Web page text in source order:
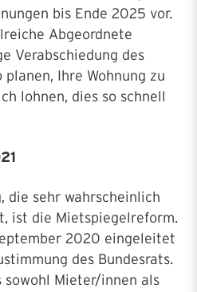
bis Ende 2025 vor.
Abgeordnete
Verabschiedung des
planen, Ihre Wohnung zu
lohnen, dies so schnell
die sehr wahrscheinlich
ist die Mietspiegelreform.
2020 eingeleitet
des Bundesrats.
sowohl Mieter/innen als